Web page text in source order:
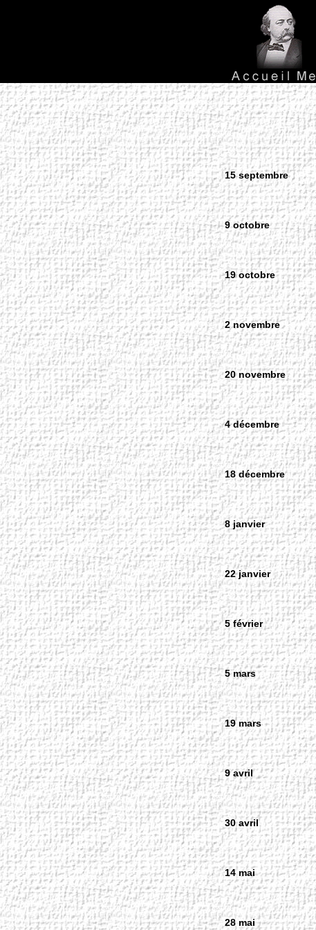
15 septembre
9 octobre
19 octobre
2 novembre
20 novembre
4 décembre
18 décembre
8 janvier
22 janvier
5 février
5 mars
19 mars
9 avril
30 avril
14 mai
28 mai